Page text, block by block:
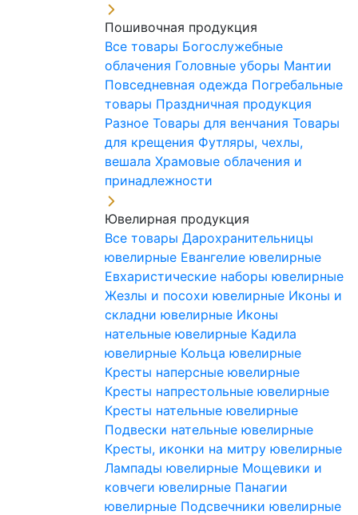
Пошивочная продукция
Все товары Богослужебные
облачения Головные уборы Мантии
Повседневная одежда Погребальные
товары Праздничная продукция
Разное Товары для венчания Товары
для крещения Футляры, чехлы,
вешала Храмовые облачения и
принадлежности
Ювелирная продукция
Все товары Дарохранительницы
ювелирные Евангелие ювелирные
Евхаристические наборы ювелирные
Жезлы и посохи ювелирные Иконы и
складни ювелирные Иконы
нательные ювелирные Кадила
ювелирные Кольца ювелирные
Кресты наперсные ювелирные
Кресты напрестольные ювелирные
Кресты нательные ювелирные
Подвески нательные ювелирные
Кресты, иконки на митру ювелирные
Лампады ювелирные Мощевики и
ковчеги ювелирные Панагии
ювелирные Подсвечники ювелирные